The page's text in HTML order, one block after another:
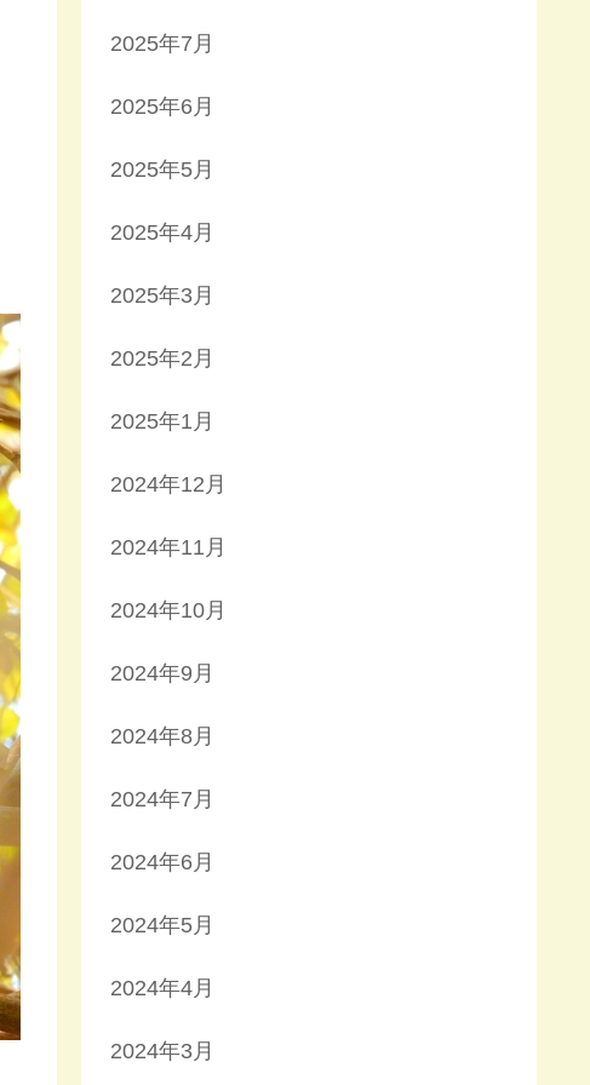
2025年7月
2025年6月
2025年5月
2025年4月
2025年3月
2025年2月
2025年1月
2024年12月
2024年11月
2024年10月
2024年9月
2024年8月
2024年7月
2024年6月
2024年5月
2024年4月
2024年3月